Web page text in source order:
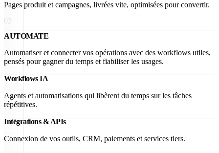
Pages produit et campagnes, livrées vite, optimisées pour convertir.
02
AUTOMATE
Automatiser et connecter vos opérations avec des workflows utiles,
pensés pour gagner du temps et fiabiliser les usages.
Workflows IA
Agents et automatisations qui libèrent du temps sur les tâches
répétitives.
Intégrations & APIs
Connexion de vos outils, CRM, paiements et services tiers.